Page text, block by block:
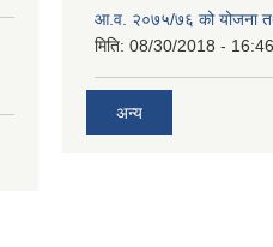
आ.व. २०७५/७६ को योजना
मिति: 08/30/2018 - 16:46
अन्य